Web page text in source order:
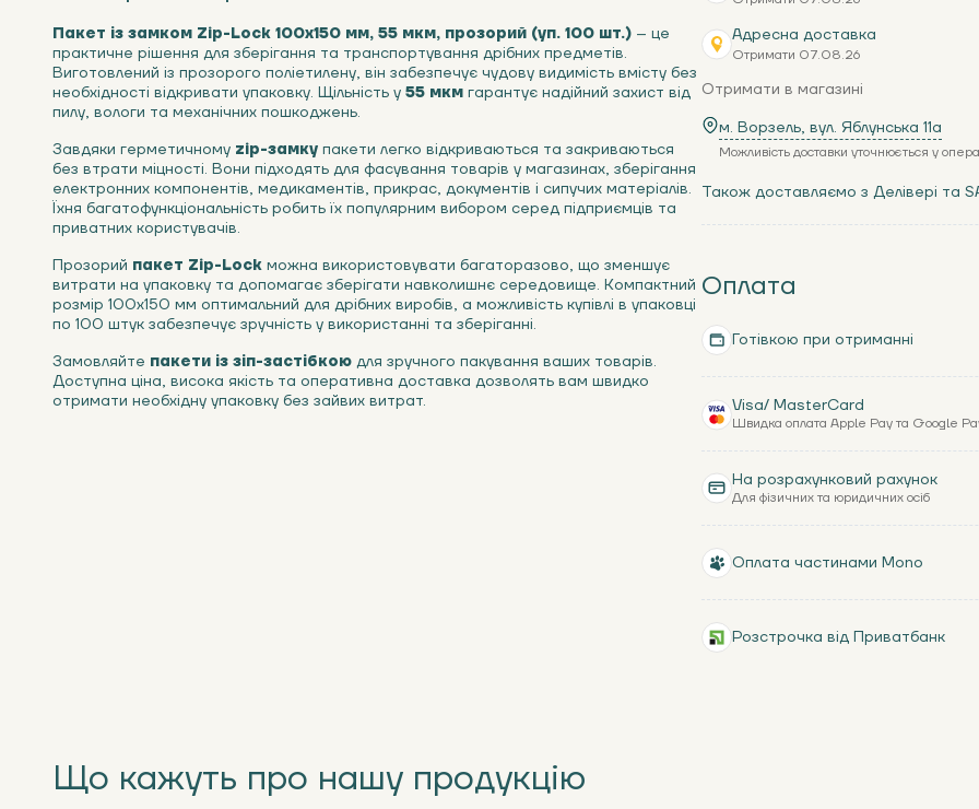
Пакет із замком Zip-Lock 100х150 мм, 55 мкм, прозорий (уп. 100 шт.) – це
практичне рішення для зберігання та транспортування дрібних предметів.
Виготовлений із прозорого поліетилену, він забезпечує чудову видимість вмісту без
необхідності відкривати упаковку. Щільність у 55 мкм гарантує надійний захист від
пилу, вологи та механічних пошкоджень.
Завдяки герметичному zip-замку пакети легко відкриваються та закриваються
без втрати міцності. Вони підходять для фасування товарів у магазинах, зберігання
електронних компонентів, медикаментів, прикрас, документів і сипучих матеріалів.
Їхня багатофункціональність робить їх популярним вибором серед підприємців та
приватних користувачів.
Прозорий пакет Zip-Lock можна використовувати багаторазово, що зменшує
витрати на упаковку та допомагає зберігати навколишнє середовище. Компактний
розмір 100х150 мм оптимальний для дрібних виробів, а можливість купівлі в упаковці
по 100 штук забезпечує зручність у використанні та зберіганні.
Замовляйте пакети із зіп-застібкою для зручного пакування ваших товарів.
Доступна ціна, висока якість та оперативна доставка дозволять вам швидко
отримати необхідну упаковку без зайвих витрат.
Адресна доставка
Отримати 07.08.26
Отримати в магазині
м. Ворзель, вул. Яблунська 11a
Можливість доставки уточнюється у
Також доставляємо з Делівері та
Оплата
Готівкою при отриманні
Visa/ MasterCard
Швидка оплата Apple Pay та Google
На розрахунковий рахунок
Для фізичних та юридичних осіб
Оплата частинами Mono
Розстрочка від Приватбанк
Що кажуть про нашу продукцію